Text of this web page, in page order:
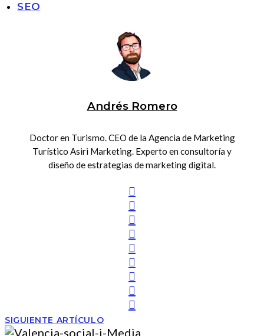
SEO
Andrés Romero
Doctor en Turismo. CEO de la Agencia de Marketing
Turístico Asiri Marketing. Experto en consultoría y
diseño de estrategias de marketing digital.
SIGUIENTE ARTÍCULO